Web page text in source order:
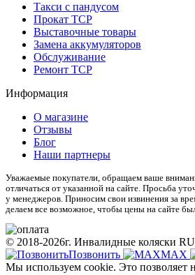
Такси с пандусом
Прокат ТСР
Выставочные товары
Замена аккумуляторов
Обслуживание
Ремонт ТСР
Информация
О магазине
Отзывы
Блог
Наши партнеры
Уважаемые покупатели, обращаем ваше
отличаться от указанной на сайте. Просьба
у менеджеров. Приносим свои извинения за
делаем все возможное, чтобы цены на сайте
© 2018-2026г. Инвалидные коляски RU
Позвонить
МАХ
Мы используем cookie. Это позволяет